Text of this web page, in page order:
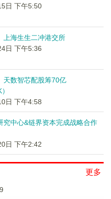
日 下午5:50
上海生生二冲港交所
日 下午5:36
天数智芯配股筹70亿
日 下午4:58
究中心&链界资本完成战略合作
日 下午2:42
更多